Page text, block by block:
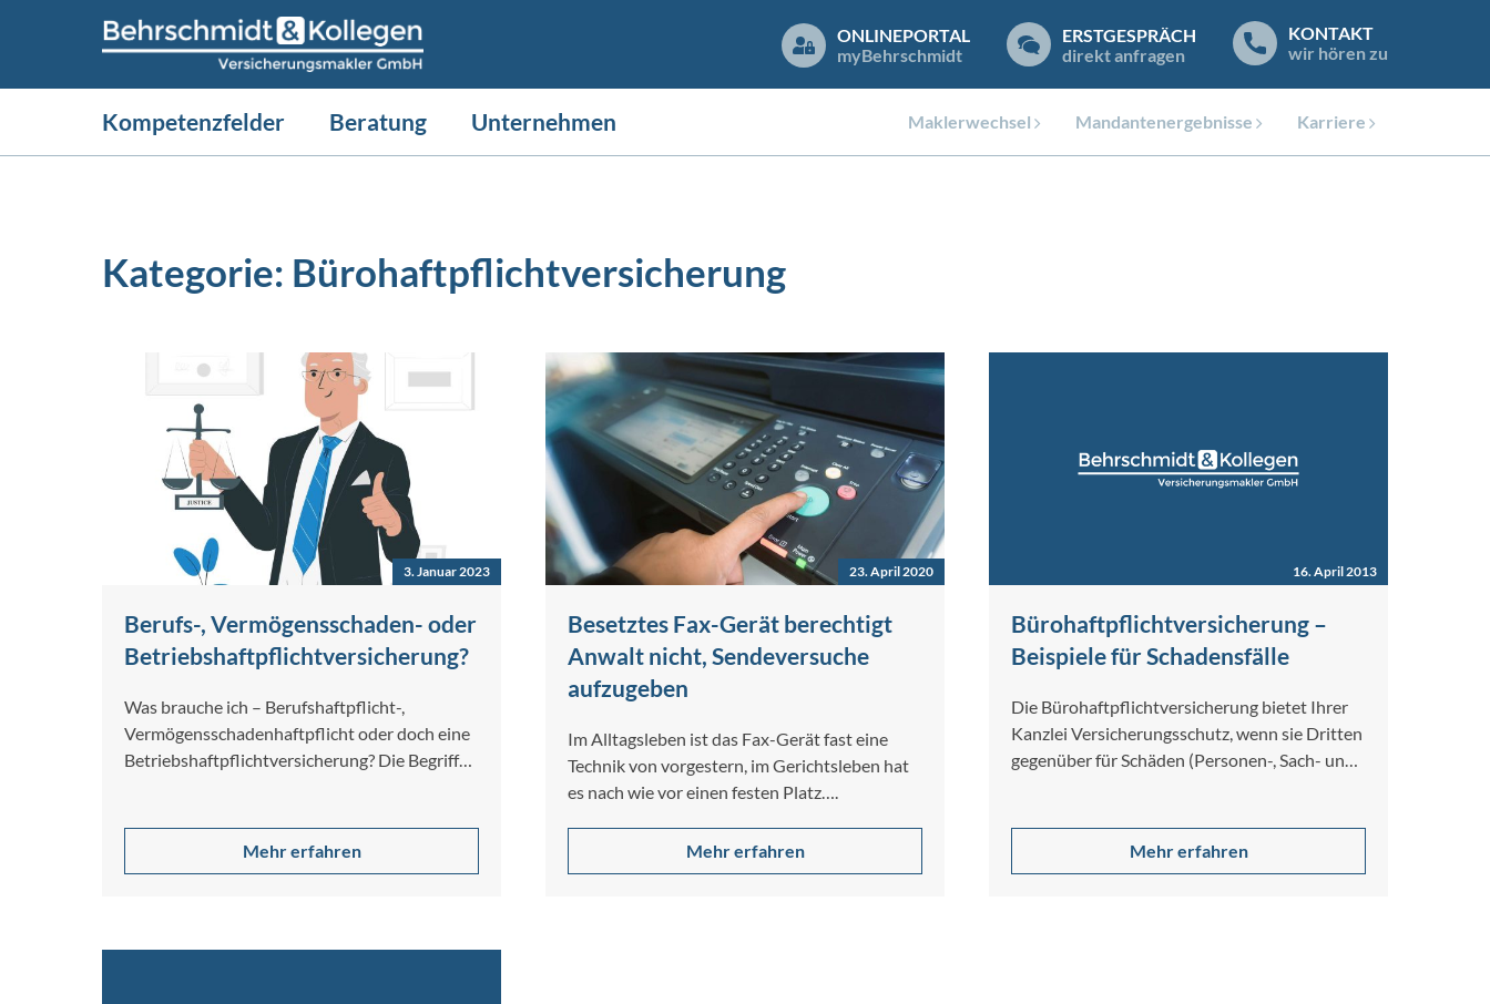
ONLINEPORTAL
myBehrschmidt
ERSTGESPRÄCH
direkt anfragen
KONTAKT
wir hören zu
Kompetenzfelder Beratung Unternehmen Karriere
Mandantenergebnisse
Maklerwechsel
Kategorie: Bürohaftpflichtversicherung
3. Januar 2023
Berufs-, Vermögensschaden- oder
Betriebshaftpflichtversicherung?
Was brauche ich – Berufshaftpflicht-,
Vermögensschadenhaftpflicht oder doch eine
Betriebshaftpflichtversicherung? Die Begriffe
Mehr erfahren
23. April 2020
Besetztes Fax-Gerät berechtigt
Anwalt nicht, Sendeversuche
aufzugeben
Im Alltagsleben ist das Fax-Gerät fast eine
Technik von vorgestern, im Gerichtsleben hat
es nach wie vor einen festen Platz….
Mehr erfahren
16. April 2013
Bürohaftpflichtversicherung –
Beispiele für Schadensfälle
Die Bürohaftpflichtversicherung bietet Ihrer
Kanzlei Versicherungsschutz, wenn sie Dritten
gegenüber für Schäden (Personen-, Sach- und
Mehr erfahren